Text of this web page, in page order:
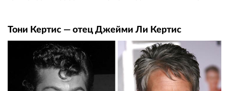
Тони Кертис — отец Джейми Ли Кертис